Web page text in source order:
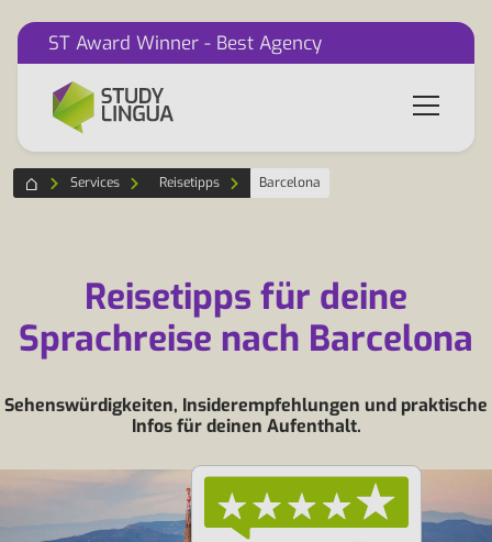
ST Award Winner - Best Agency
Services Reisetipps Barcelona
Reisetipps für deine
Sprachreise nach Barcelona
Sehenswürdigkeiten, Insiderempfehlungen und praktische
Infos für deinen Aufenthalt.